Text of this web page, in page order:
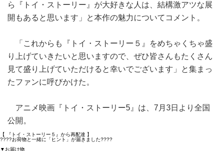
ら『トイ・ストーリー』が大好きな人は、結構激アツな展
開もあると思います」と本作の魅力についてコメント。
「これからも『トイ・ストーリー５』をめちゃくちゃ盛
り上げていきたいと思いますので、ぜひ皆さんもたくさん
見て盛り上げていただけると幸いでございます」と集まっ
たファンに呼びかけた。
アニメ映画『トイ・ストーリー5』は、7月3日より全国
公開。
【 『トイ・ストーリー５』から再配達 】
????お荷物と一緒に「ヒント」が届きました????
▼お届け物